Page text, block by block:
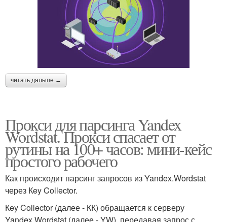
читать дальше →
Прокси для парсинга Yandex
Wordstat. Прокси спасает от
рутины на 100+ часов: мини-кейс
простого рабочего
Как происходит парсинг запросов из Yandex.Wordstat
через Кey Collector.
Кey Collector (далее - КК) обращается к серверу